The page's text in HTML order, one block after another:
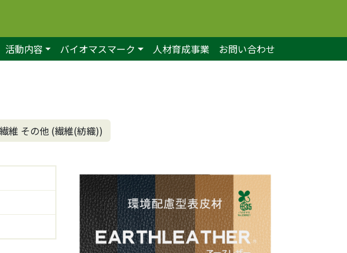
活動内容 バイオマスマーク 人材育成事業 お問い合わせ
繊維 その他 (繊維(紡織))